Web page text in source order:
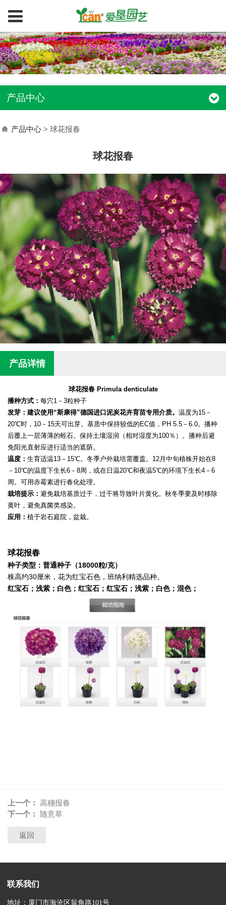
产品中心
产品中心 > 球花报春
球花报春
产品详情
球花报春 Primula denticulate
播种方式：每穴1－3粒种子
发芽：建议使用“斯康得”德国进口泥炭花卉育苗专用介质。温度为15－
20℃时，10－15天可出芽。基质中保持较低的EC值，PH 5.5－6.0。播种
后覆上一层薄薄的蛭石。保持土壤湿润（相对湿度为100％）。播种后避
免阳光直射应进行适当的遮荫。
温度：生育适温13－15℃。冬季户外栽培需覆盖。12月中旬植株开始在8
－10℃的温度下生长6－8周，或在日温20℃和夜温5℃的环境下生长4－6
周。可用赤霉素进行春化处理。
栽培提示：避免栽培基质过干，过干将导致叶片黄化。秋冬季要及时移除
黄叶，避免真菌类感染。
应用：植于岩石庭院，盆栽。
球花报春
种子类型：普通种子（18000粒/克）
株高约30厘米，花为红宝石色，班纳利精选品种。
红宝石；浅紫；白色；红宝石；红宝石；浅紫；白色；混色；
上一个：高穗报春
下一个：随意草
返回
联系我们
地址：厦门市海沧区翁角路101号